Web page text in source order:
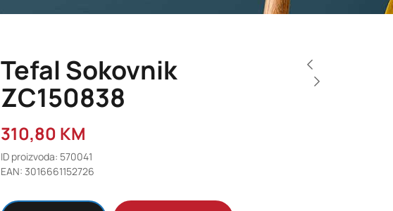
Tefal Sokovnik
ZC150838
310,80 KM
ID proizvoda: 570041
EAN: 3016661152726